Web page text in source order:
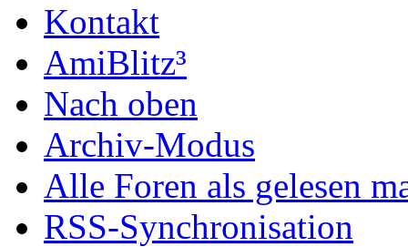
Kontakt
AmiBlitz³
Nach oben
Archiv-Modus
Alle Foren als gelesen
RSS-Synchronisation